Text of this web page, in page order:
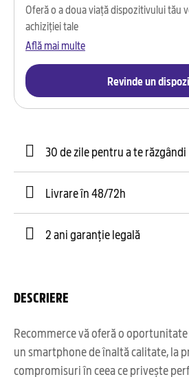
Oferă o a doua viață dispozitivului tău
achiziției tale
Află mai multe
Revinde un
30 de zile pentru a te răzgândi
Livrare în 48/72h
2 ani garanție legală
DESCRIERE
Recommerce vă oferă o
un smartphone de înaltă calitate, la
compromisuri în ceea ce privește